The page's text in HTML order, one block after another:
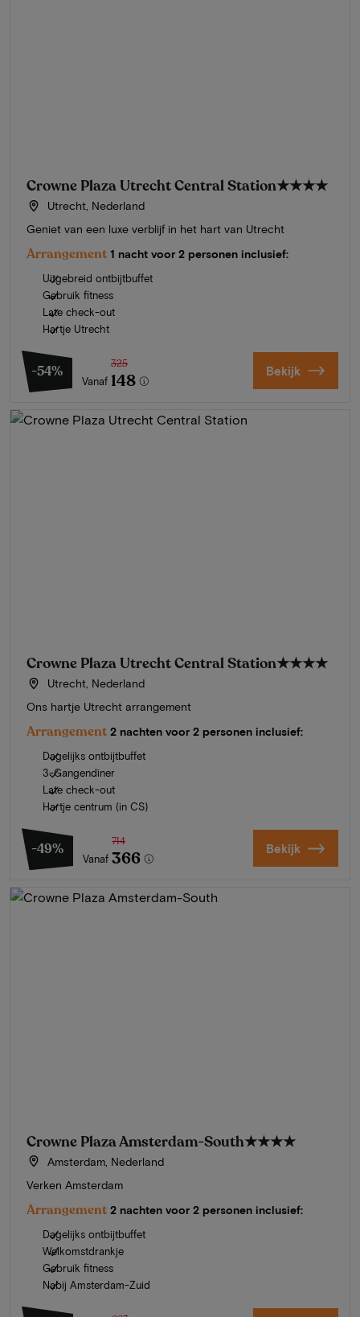
Crowne Plaza Utrecht Central Station★★★★
Utrecht, Nederland
Geniet van een luxe verblijf in het hart van Utrecht
Arrangement 1 nacht voor 2 personen inclusief:
Uitgebreid ontbijtbuffet
Gebruik fitness
Late check-out
Hartje Utrecht
-54%
Vanaf
325
148 Bekijk
Crowne Plaza Utrecht Central Station★★★★
Utrecht, Nederland
Ons hartje Utrecht arrangement
Arrangement 2 nachten voor 2 personen inclusief:
Dagelijks ontbijtbuffet
3-Gangendiner
Late check-out
Hartje centrum (in CS)
-49%
Vanaf
714
366 Bekijk
Crowne Plaza Amsterdam-South★★★★
Amsterdam, Nederland
Verken Amsterdam
Arrangement 2 nachten voor 2 personen inclusief:
Dagelijks ontbijtbuffet
Welkomstdrankje
Gebruik fitness
Nabij Amsterdam-Zuid